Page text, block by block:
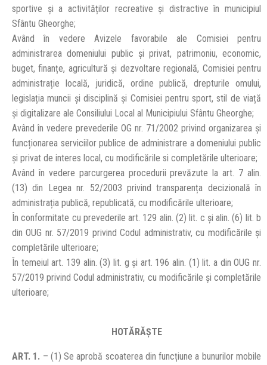
sportive şi a activităților recreative şi distractive în municipiul
Sfântu Gheorghe;
Având în vedere Avizele favorabile ale Comisiei pentru
administrarea domeniului public și privat, patrimoniu, economic,
buget, finanțe, agricultură și dezvoltare regională, Comisiei pentru
administrație locală, juridică, ordine publică, drepturile omului,
legislația muncii și disciplină și Comisiei pentru sport, stil de viață
și digitalizare ale Consiliului Local al Municipiului Sfântu Gheorghe;
Având în vedere prevederile OG nr. 71/2002 privind organizarea şi
funcționarea serviciilor publice de administrare a domeniului public
şi privat de interes local, cu modificările si completările ulterioare;
Având în vedere parcurgerea procedurii prevăzute la art. 7 alin.
(13) din Legea nr. 52/2003 privind transparența decizională în
administrația publică, republicată, cu modificările ulterioare;
În conformitate cu prevederile art. 129 alin. (2) lit. c și alin. (6) lit. b
din OUG nr. 57/2019 privind Codul administrativ, cu modificările şi
completările ulterioare;
În temeiul art. 139 alin. (3) lit. g și art. 196 alin. (1) lit. a din OUG nr.
57/2019 privind Codul administrativ, cu modificările şi completările
ulterioare;
HOTĂRĂŞTE
ART. 1. – (1) Se aprobă scoaterea din funcțiune a bunurilor mobile